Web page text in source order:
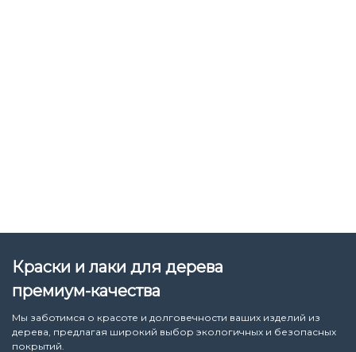
Краски и лаки для дерева
премиум-качества
Мы заботимся о красоте и долговечности ваших изделий из
дерева, предлагая широкий выбор экологичных и безопасных
покрытий.